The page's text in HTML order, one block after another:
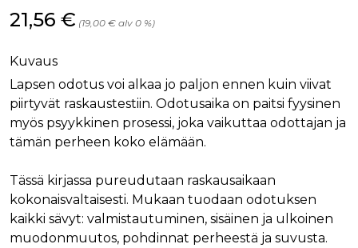
Hinta nyt
21,56 € (19,00 € alv 0 %)
Kuvaus
Lapsen odotus voi alkaa jo paljon ennen kuin viivat
piirtyvät raskaustestiin. Odotusaika on paitsi fyysinen
myös psyykkinen prosessi, joka vaikuttaa odottajan ja
tämän perheen koko elämään.
Tässä kirjassa pureudutaan raskausaikaan
kokonaisvaltaisesti. Mukaan tuodaan odotuksen
kaikki sävyt: valmistautuminen, sisäinen ja ulkoinen
muodonmuutos, pohdinnat perheestä ja suvusta.